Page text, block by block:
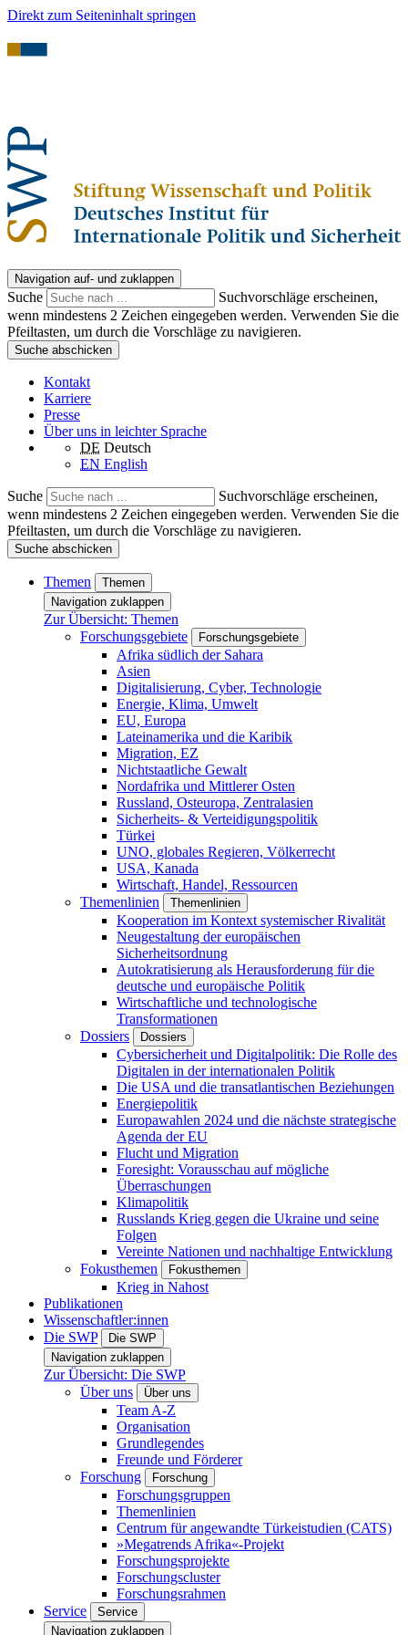
Direkt zum Seiteninhalt springen
Navigation auf- und zuklappen
Suche
Suchvorschläge erscheinen,
wenn mindestens 2 Zeichen eingegeben werden. Verwenden Sie die
Pfeiltasten, um durch die Vorschläge zu navigieren.
Suche abschicken
Kontakt
Karriere
Presse
Über uns in leichter Sprache
DE Deutsch
EN English
Suche
Suchvorschläge erscheinen,
wenn mindestens 2 Zeichen eingegeben werden. Verwenden Sie die
Pfeiltasten, um durch die Vorschläge zu navigieren.
Suche abschicken
Themen
Themen
Navigation zuklappen
Zur Übersicht: Themen
Forschungsgebiete
Forschungsgebiete
Afrika südlich der Sahara
Asien
Digitalisierung, Cyber, Technologie
Energie, Klima, Umwelt
EU, Europa
Lateinamerika und die Karibik
Migration, EZ
Nichtstaatliche Gewalt
Nordafrika und Mittlerer Osten
Russland, Osteuropa, Zentralasien
Sicherheits- & Verteidigungspolitik
Türkei
UNO, globales Regieren, Völkerrecht
USA, Kanada
Wirtschaft, Handel, Ressourcen
Themenlinien
Themenlinien
Kooperation im Kontext systemischer Rivalität
Neugestaltung der europäischen
Sicherheitsordnung
Autokratisierung als Herausforderung für die
deutsche und europäische Politik
Wirtschaftliche und technologische
Transformationen
Dossiers
Dossiers
Cybersicherheit und Digitalpolitik: Die Rolle des
Digitalen in der internationalen Politik
Die USA und die transatlantischen Beziehungen
Energiepolitik
Europawahlen 2024 und die nächste strategische
Agenda der EU
Flucht und Migration
Foresight: Vorausschau auf mögliche
Überraschungen
Klimapolitik
Russlands Krieg gegen die Ukraine und seine
Folgen
Vereinte Nationen und nachhaltige Entwicklung
Fokusthemen
Fokusthemen
Krieg in Nahost
Publikationen
Wissenschaftler:innen
Die SWP
Die SWP
Navigation zuklappen
Zur Übersicht: Die SWP
Über uns
Über uns
Team A-Z
Organisation
Grundlegendes
Freunde und Förderer
Forschung
Forschung
Forschungsgruppen
Themenlinien
Centrum für angewandte Türkeistudien (CATS)
»Megatrends Afrika«-Projekt
Forschungsprojekte
Forschungscluster
Forschungsrahmen
Service
Service
Navigation zuklappen